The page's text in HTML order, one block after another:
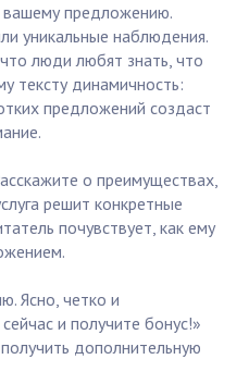
вашему предложению.
уникальные наблюдения.
люди любят знать, что
тексту динамичность:
предложений создаст
о преимуществах,
решит конкретные
почувствует, как ему
Ясно, четко и
и получите бонус!»
дополнительную